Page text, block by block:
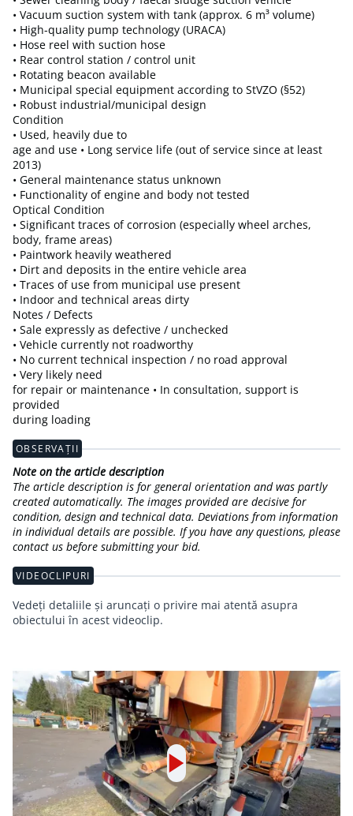
• Vacuum suction system with tank (approx. 6 m³ volume)
• High-quality pump technology (URACA)
• Hose reel with suction hose
• Rear control station / control unit
• Rotating beacon available
• Municipal special equipment according to StVZO (§52)
• Robust industrial/municipal design
Condition
• Used, heavily due to
age and use • Long service life (out of service since at least
2013)
• General maintenance status unknown
• Functionality of engine and body not tested
Optical Condition
• Significant traces of corrosion (especially wheel arches,
body, frame areas)
• Paintwork heavily weathered
• Dirt and deposits in the entire vehicle area
• Traces of use from municipal use present
• Indoor and technical areas dirty
Notes / Defects
• Sale expressly as defective / unchecked
• Vehicle currently not roadworthy
• No current technical inspection / no road approval
• Very likely need
for repair or maintenance • In consultation, support is
provided
during loading
OBSERVAȚII
Note on the article description
The article description is for general orientation and was partly
created automatically. The images provided are decisive for
condition, design and technical data. Deviations from information
in individual details are possible. If you have any questions, please
contact us before submitting your bid.
VIDEOCLIPURI
Vedeți detaliile și aruncați o privire mai atentă asupra
obiectului în acest videoclip.